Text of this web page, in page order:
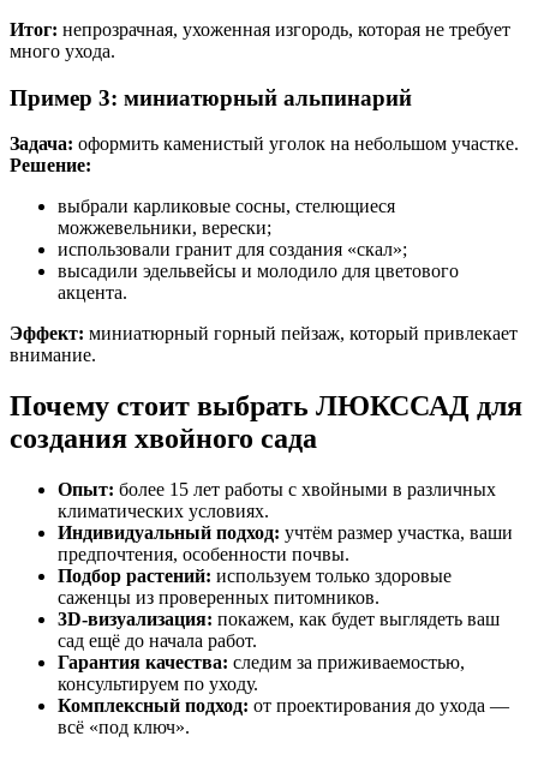
Итог: непрозрачная, ухоженная изгородь, которая не требует
много ухода.
Пример 3: миниатюрный альпинарий
Задача: оформить каменистый уголок на небольшом участке.
Решение:
выбрали карликовые сосны, стелющиеся
можжевельники, верески;
использовали гранит для создания «скал»;
высадили эдельвейсы и молодило для цветового
акцента.
Эффект: миниатюрный горный пейзаж, который привлекает
внимание.
Почему стоит выбрать ЛЮКССАД для
создания хвойного сада
Опыт: более 15 лет работы с хвойными в различных
климатических условиях.
Индивидуальный подход: учтём размер участка, ваши
предпочтения, особенности почвы.
Подбор растений: используем только здоровые
саженцы из проверенных питомников.
3D-визуализация: покажем, как будет выглядеть ваш
сад ещё до начала работ.
Гарантия качества: следим за приживаемостью,
консультируем по уходу.
Комплексный подход: от проектирования до ухода —
всё «под ключ».